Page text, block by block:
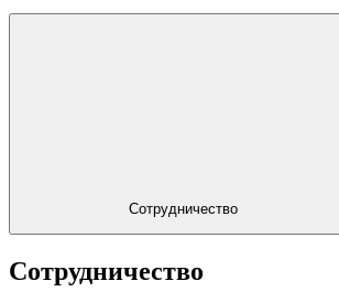
Сотрудничество
Сотрудничество